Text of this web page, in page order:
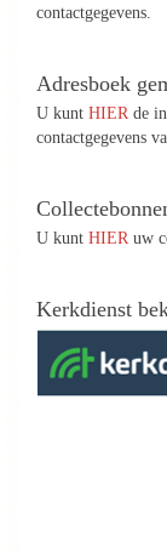
contactgegevens.
Adresboek
U kunt HIER de
contactgegevens
U kunt HIER uw
Kerkdienst